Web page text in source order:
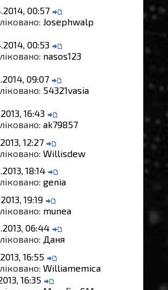
00:57
Josephwalp
00:53
nasos123
09:07
54321vasia
16:43
ak79857
12:27
Willisdew
18:14
genia
19:19
munea
06:44
Даня
16:55
Williamemica
16:35